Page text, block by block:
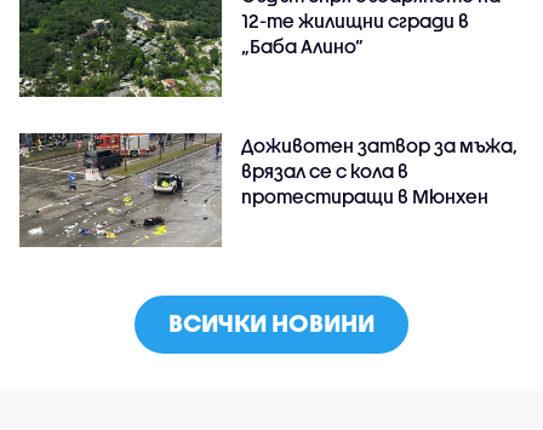
12-те жилищни сгради в
„Баба Алино“
Доживотен затвор за мъжа,
врязал се с кола в
протестиращи в Мюнхен
ВСИЧКИ НОВИНИ